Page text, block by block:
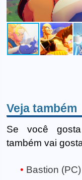
Veja também
Se você
também vai
Bastion (PC)